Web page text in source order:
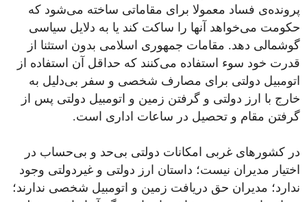
پرونده‌ی فساد معمولا برای مقاماتی ساخته می‌شود که
حکومت می‌خواهد آنها را ساکت کند یا به دلایل سیاسی
گوشمالی دهد. مقامات جمهوری اسلامی بدون استثنا از
قدرت خود سوء استفاده می‌کنند که حداقل آن استفاده از
اتومبیل دولتی برای مصارف شخصی و سفر بی‌دلیل به
خارج با ارز دولتی و گرفتن زمین و اتومبیل دولتی پس از
گرفتن مقام و تحصیل در ساعات اداری است.
در کشورهای غربی امکانات دولتی بی‌حد و بی‌حساب در
اختیار مدیران نیست؛ داستان ارز دولتی و غیردولتی وجود
ندارد؛ مدیران حق دریافت زمین و اتومبیل شخصی ندارند؛